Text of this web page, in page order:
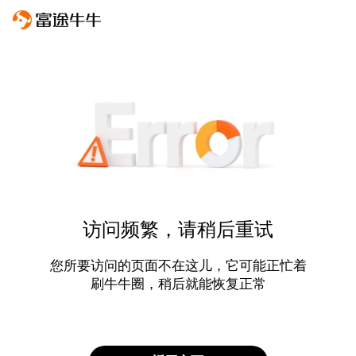
访问频繁，请稍后重试
您所要访问的页面不在这儿，它可能正忙着
刷牛牛圈，稍后就能恢复正常